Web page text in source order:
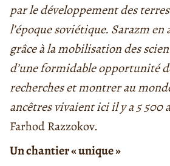
par le développement des
l’époque soviétique. Sarazm en
grâce à la mobilisation des
d’une formidable opportunité
recherches et montrer au
ancêtres vivaient ici il y a 5 500
Farhod Razzokov.
Un chantier « unique »